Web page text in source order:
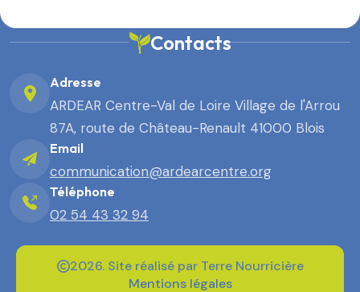
Contacts
Adresse
ARDEAR Centre-Val de Loire Village de l'Arrou
87A, route de Château-Renault 41000 Blois
Email
communication@ardearcentre.org
Téléphone
02 54 43 32 94
2026. Site réalisé par Terre Nourricière
Mentions légales